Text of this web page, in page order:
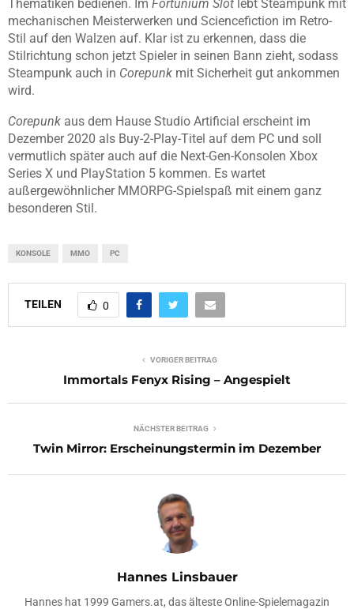
Thematiken bedienen. Im Fortunium Slot lebt Steampunk mit
mechanischen Meisterwerken und Sciencefiction im Retro-
Stil auf den Walzen auf. Klar ist zu erkennen, dass die
Stilrichtung schon jetzt Spieler in seinen Bann zieht, sodass
Steampunk auch in Corepunk mit Sicherheit gut ankommen
wird.
Corepunk aus dem Hause Studio Artificial erscheint im
Dezember 2020 als Buy-2-Play-Titel auf dem PC und soll
vermutlich später auch auf die Next-Gen-Konsolen Xbox
Series X und PlayStation 5 kommen. Es wartet
außergewöhnlicher MMORPG-Spielspaß mit einem ganz
besonderen Stil.
KONSOLE MMO PC
TEILEN 0
VORIGER BEITRAG
Immortals Fenyx Rising – Angespielt
NÄCHSTER BEITRAG
Twin Mirror: Erscheinungstermin im Dezember
Hannes Linsbauer
Hannes hat 1999 Gamers.at, das älteste Online-Spielemagazin